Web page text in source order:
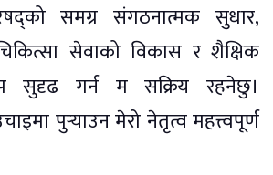
समग्र संगठनात्मक सुधार,
सेवाको विकास र शैक्षिक
सुदृढ गर्न म सक्रिय रहनेछु।
पुर्‍याउन मेरो नेतृत्व महत्त्वपूर्ण